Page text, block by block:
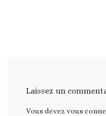
Laissez un
Vous devez vous